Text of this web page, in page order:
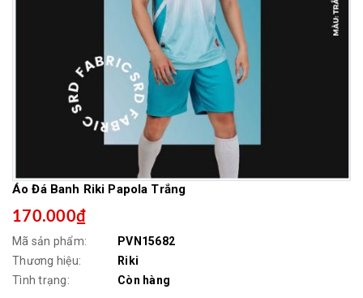
Áo Đá Banh Riki Papola Trắng
170.000₫
Mã sản phẩm:
PVN15682
Thương hiệu:
Riki
Tình trạng:
Còn hàng